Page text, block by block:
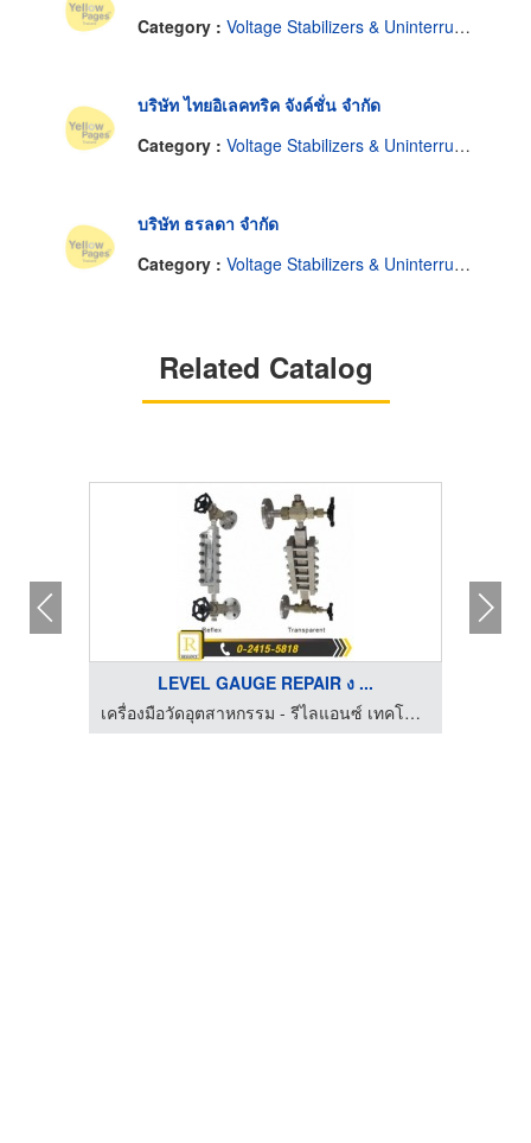
Category : Voltage Stabilizers & Uninterruptable Power Supplies
บริษัท ไทยอิเลคทริค จังค์ชั่น จำกัด
Category : Voltage Stabilizers & Uninterruptable Power Supplies
บริษัท ธรลดา จำกัด
Category : Voltage Stabilizers & Uninterruptable Power Supplies
Related Catalog
LEVEL GAUGE REPAIR ง ...
เครื่องมือวัดอุตสาหกรรม - รีไลแอนซ์ เทคโนโลยี แอนด์ เซอร์วิส